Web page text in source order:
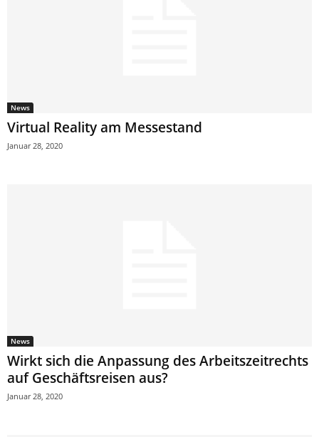
News
Virtual Reality am Messestand
Januar 28, 2020
News
Wirkt sich die Anpassung des Arbeitszeitrechts
auf Geschäftsreisen aus?
Januar 28, 2020